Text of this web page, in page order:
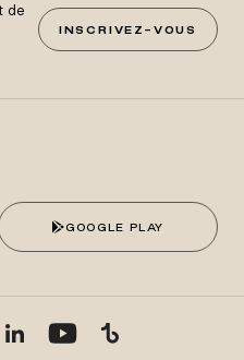
de
INSCRIVEZ-VOUS
GOOGLE PLAY